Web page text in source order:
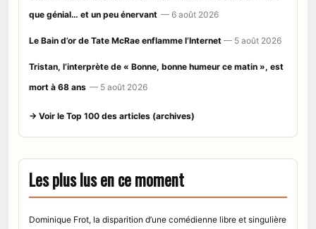
que génial… et un peu énervant — 6 août 2026
Le Bain d’or de Tate McRae enflamme l’Internet — 5 août 2026
Tristan, l’interprète de « Bonne, bonne humeur ce matin », est
mort à 68 ans — 5 août 2026
→ Voir le Top 100 des articles (archives)
Les plus lus en ce moment
Dominique Frot, la disparition d’une comédienne libre et singulière